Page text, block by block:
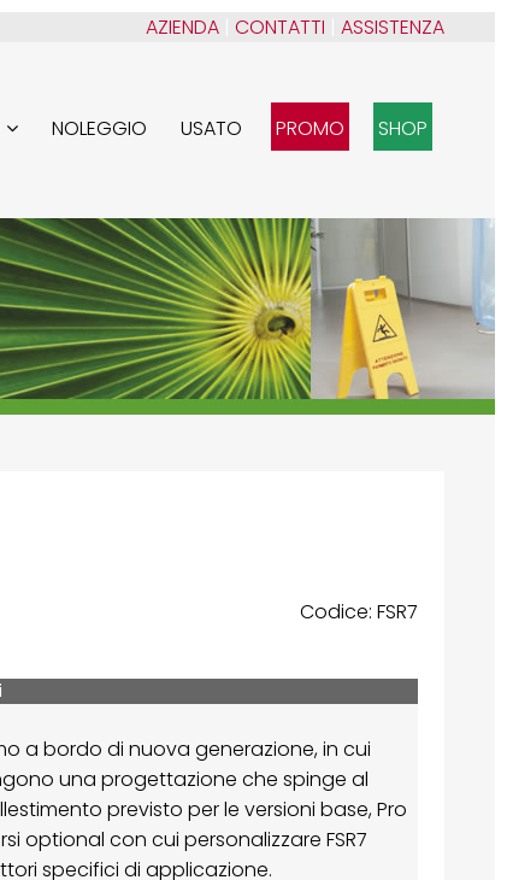
AZIENDA| CONTATTI ASSISTENZA
NOLEGGIO USATO PROMO SHOP
Codice: FSR7
a bordo di nuova generazione, in cui
una progettazione che spinge al
previsto per le versioni base, Pro
optional con cui personalizzare FSR7
specifici di applicazione.